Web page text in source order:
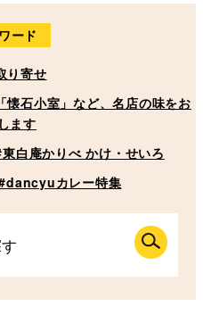
ード
り寄せ
石小室」など、名店の味をお
ます
白庵かりべ かけ・せいろ
カレー特集